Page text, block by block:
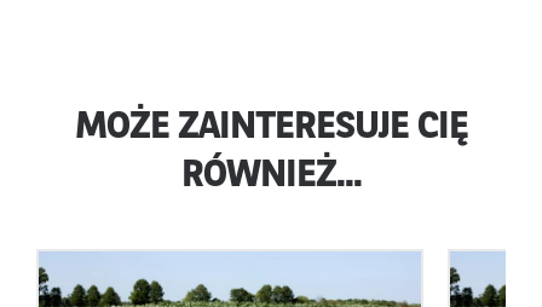
MOŻE ZAINTERESUJE CIĘ
RÓWNIEŻ...